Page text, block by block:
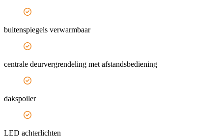
buitenspiegels verwarmbaar
centrale deurvergrendeling met afstandsbediening
dakspoiler
LED achterlichten